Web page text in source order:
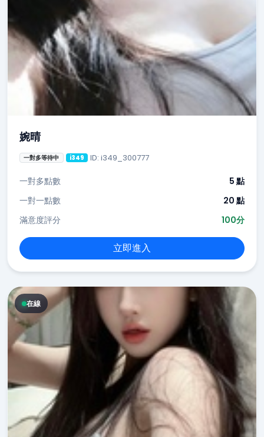
婉晴
一對多等待中 i349 ID: i349_300777
一對多點數
5 點
一對一點數
20 點
滿意度評分
100分
立即進入
在線